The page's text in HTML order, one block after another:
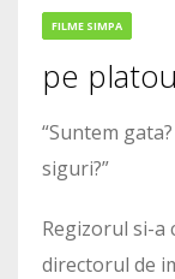
FILME SIMPA
pe
“Suntem
siguri?”
Regizorul si-a
directorul de